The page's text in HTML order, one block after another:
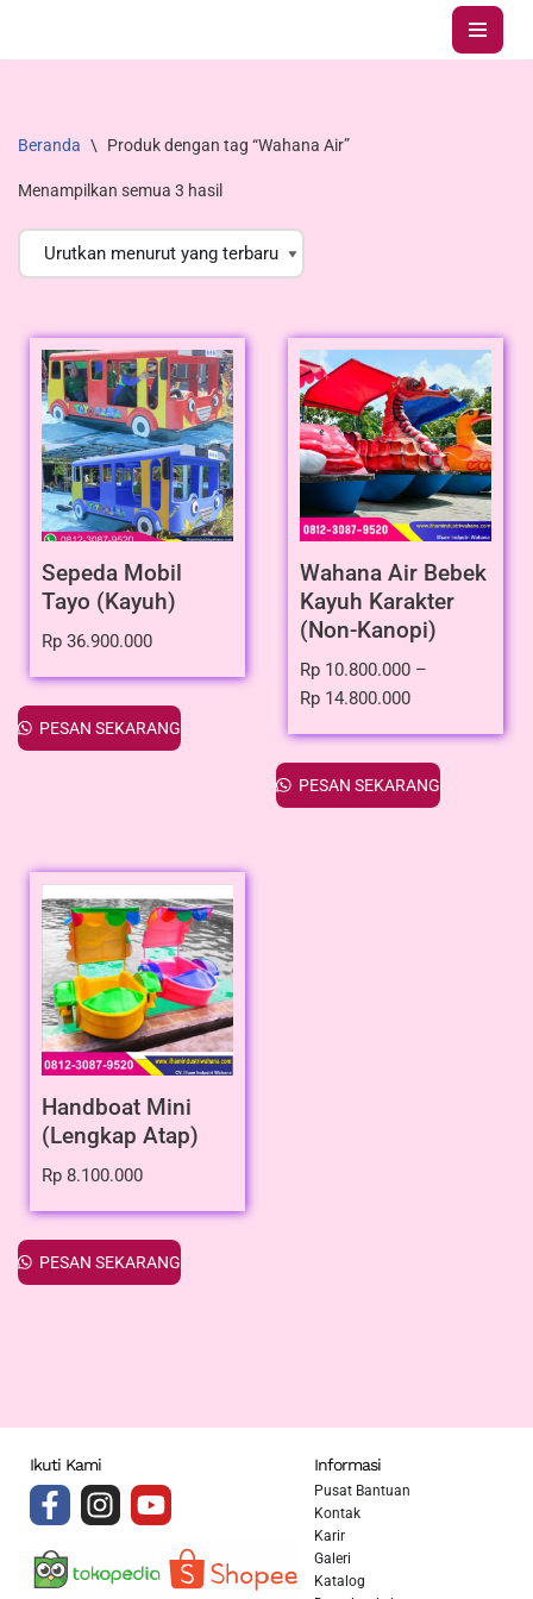
Lompat
Beranda \ Produk dengan tag “Wahana Air”
Menampilkan semua 3 hasil
Sepeda Mobil
Tayo (Kayuh)
Rp 36.900.000
PESAN SEKARANG
Wahana Air Bebek
Kayuh Karakter
(Non-Kanopi)
Rp 10.800.000 –
Rp 14.800.000
PESAN SEKARANG
Handboat Mini
(Lengkap Atap)
Rp 8.100.000
PESAN SEKARANG
Informasi
Pusat Bantuan
Kontak
Karir
Galeri
Katalog
Ikuti Kami